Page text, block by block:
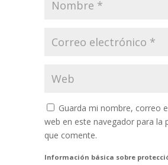
Guarda mi nombre, correo
web en este navegador para la
que comente.
Información básica sobre